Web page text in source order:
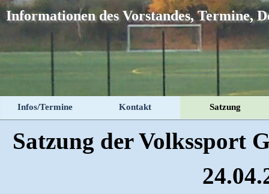
Direkt zum Seiteninhalt
Informationen des Vorstandes, Termine,
Infos/Termine Kontakt Satzung
Satzung der Volkssport